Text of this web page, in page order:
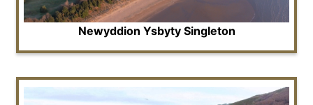
Newyddion Ysbyty Singleton